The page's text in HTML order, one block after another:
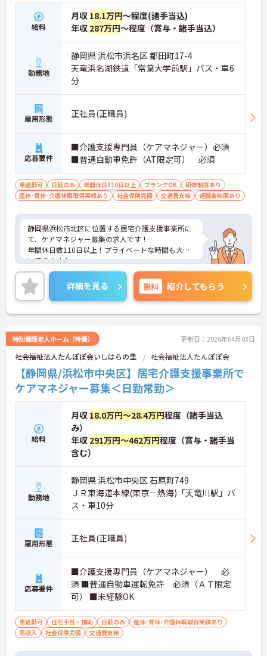
給料
月収 18.1万円～程度(諸手当込)
年収 287万円～程度（賞与・諸手当込）
勤務地
静岡県 浜松市浜名区 都田町17-4
天竜浜名湖鉄道「常葉大学前駅」バス・車6
分
雇用形態 正社員(正職員)
応募要件
■介護支援専門員（ケアマネジャー）必須
■普通自動車免許（AT限定可） 必須
車通勤可 日勤のみ 年間休日110日以上 ブランクOK
研修制度あり
産休･育休･介護休暇取得実績あり
社会保険完備 交通費支給 退職金制度あり
静岡県浜松市北区に位置する居宅介護支援事業所に
て、ケアマネジャー募集の求人です！
年間休日数110日以上！プライベートな時間も大切
にできます！
賞与が高水準なのも嬉しいですね！
ご興味ある方には、面接対策ポイントなど、さらに
詳細をお話しいたしますのでお気軽にご相談くださ
い！
詳細を見る 無料 紹介してもらう
特別養護老人ホーム（特養） 更新日：2026年04月03日
社会福祉法人たんぽぽ会いしはらの里 社会福祉法人たんぽぽ会
【静岡県/浜松市中央区】居宅介護支援事業所で
ケアマネジャー募集＜日勤常勤＞
給料
月収 18.0万円～28.4万円程度（諸手当込
み）
年収 291万円～462万円程度（賞与・諸手当
含む）
勤務地
静岡県 浜松市中央区 石原町749
ＪＲ東海道本線(東京－熱海)「天竜川駅」バ
ス・車10分
雇用形態 正社員(正職員)
応募要件
■介護支援専門員（ケアマネジャー） 必
須 ■普通自動車運転免許 必須（ＡＴ限定
可） ■未経験OK
車通勤可 住宅手当・補助 日勤のみ
産休･育休･介護休暇取得実績あり
高収入
社会保険完備 交通費支給